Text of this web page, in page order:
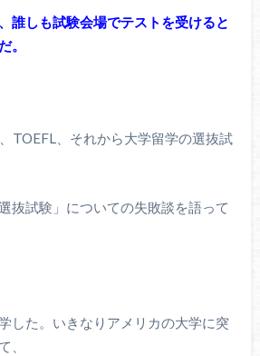
誰しも試験会場でテストを受けると
。
TOEFL、それから大学留学の選抜試
抜試験」についての失敗談を語って
した。いきなりアメリカの大学に突
、